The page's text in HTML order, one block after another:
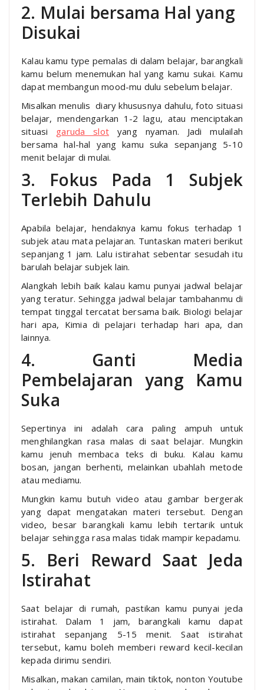
2. Mulai bersama Hal yang
Disukai
Kalau kamu type pemalas di dalam belajar, barangkali
kamu belum menemukan hal yang kamu sukai. Kamu
dapat membangun mood-mu dulu sebelum belajar.
Misalkan menulis diary khususnya dahulu, foto situasi
belajar, mendengarkan 1-2 lagu, atau menciptakan
situasi garuda slot yang nyaman. Jadi mulailah
bersama hal-hal yang kamu suka sepanjang 5-10
menit belajar di mulai.
3. Fokus Pada 1 Subjek
Terlebih Dahulu
Apabila belajar, hendaknya kamu fokus terhadap 1
subjek atau mata pelajaran. Tuntaskan materi berikut
sepanjang 1 jam. Lalu istirahat sebentar sesudah itu
barulah belajar subjek lain.
Alangkah lebih baik kalau kamu punyai jadwal belajar
yang teratur. Sehingga jadwal belajar tambahanmu di
tempat tinggal tercatat bersama baik. Biologi belajar
hari apa, Kimia di pelajari terhadap hari apa, dan
lainnya.
4. Ganti Media
Pembelajaran yang Kamu
Suka
Sepertinya ini adalah cara paling ampuh untuk
menghilangkan rasa malas di saat belajar. Mungkin
kamu jenuh membaca teks di buku. Kalau kamu
bosan, jangan berhenti, melainkan ubahlah metode
atau mediamu.
Mungkin kamu butuh video atau gambar bergerak
yang dapat mengatakan materi tersebut. Dengan
video, besar barangkali kamu lebih tertarik untuk
belajar sehingga rasa malas tidak mampir kepadamu.
5. Beri Reward Saat Jeda
Istirahat
Saat belajar di rumah, pastikan kamu punyai jeda
istirahat. Dalam 1 jam, barangkali kamu dapat
istirahat sepanjang 5-15 menit. Saat istirahat
tersebut, kamu boleh memberi reward kecil-kecilan
kepada dirimu sendiri.
Misalkan, makan camilan, main tiktok, nonton Youtube